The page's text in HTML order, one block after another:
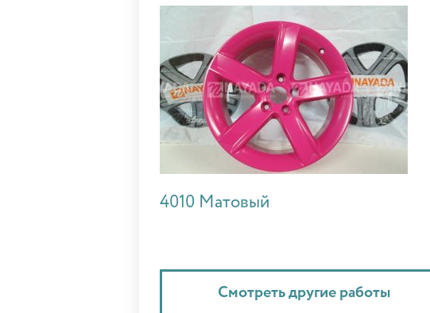
4010 Матовый
Смотреть другие работы